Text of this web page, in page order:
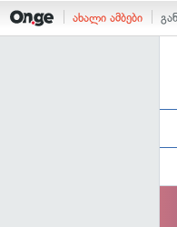
ახალი ამბები